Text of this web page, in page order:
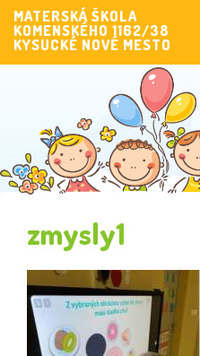
MATERSKÁ ŠKOLA
KOMENSKÉHO 1162/38
KYSUCKÉ NOVÉ MESTO
zmysly1